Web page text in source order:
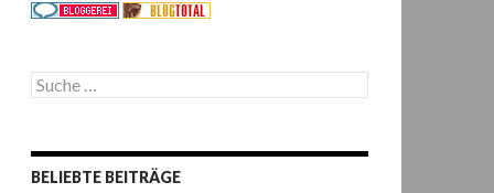
S
u
e
n
BELIEBTE BEITRÄGE